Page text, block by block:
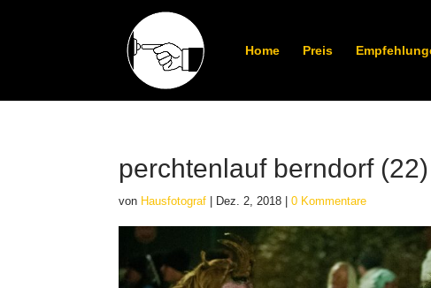
Home Preis
perchtenlauf berndorf (22)
von Hausfotograf Dez. 2, 2018 |0 Kommentare